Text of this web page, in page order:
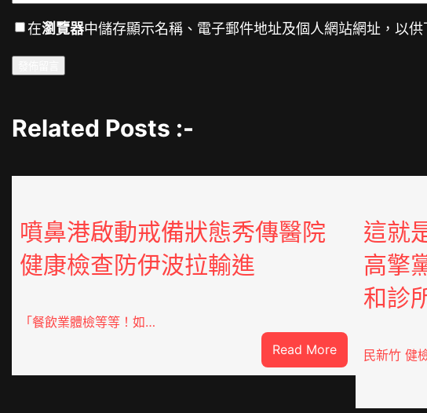
在瀏覽器中儲存顯示名稱、電子郵件地址及個人網站網址，以供
Related Posts :-
噴鼻港啟動戒備狀態秀傳醫院
健康檢查防伊波拉輸進
「餐飲業體檢等等！如…
Read More:
噴
這就
高擎
和診
民新竹 健